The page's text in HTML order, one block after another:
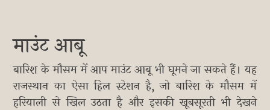
माउंट आबू
बारिश के मौसम में आप माउंट आबू भी घूमने जा सकते हैं। यह
राजस्थान का ऐसा हिल स्टेशन है, जो बारिश के मौसम में
हरियाली से खिल उठता है और इसकी खूबसूरती भी देखने